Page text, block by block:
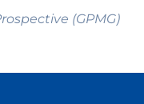
(GPMG)